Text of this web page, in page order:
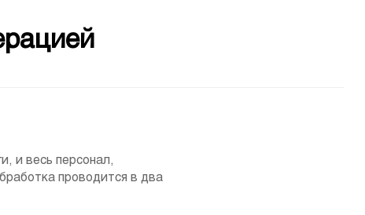
и весь персонал,
проводится в два